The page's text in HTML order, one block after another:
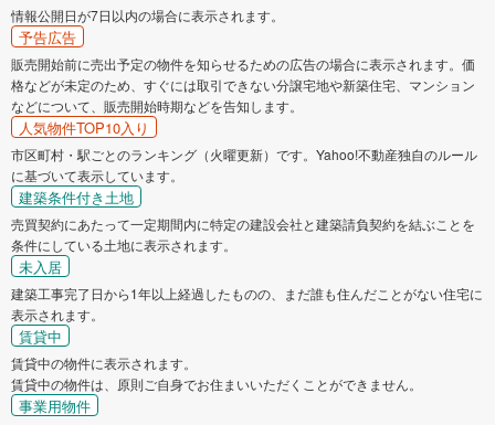
情報公開日が7日以内の場合に表示されます。
予告広告
販売開始前に売出予定の物件を知らせるための広告の場合に表示されます。価
格などが未定のため、すぐには取引できない分譲宅地や新築住宅、マンション
などについて、販売開始時期などを告知します。
人気物件TOP10入り
市区町村・駅ごとのランキング（火曜更新）です。Yahoo!不動産独自のルール
に基づいて表示しています。
建築条件付き土地
売買契約にあたって一定期間内に特定の建設会社と建築請負契約を結ぶことを
条件にしている土地に表示されます。
未入居
建築工事完了日から1年以上経過したものの、まだ誰も住んだことがない住宅に
表示されます。
賃貸中
賃貸中の物件に表示されます。
賃貸中の物件は、原則ご自身でお住まいいただくことができません。
事業用物件